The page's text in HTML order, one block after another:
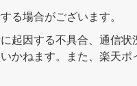
る場合がございます。
起因する不具合、通信状
かねます。また、楽天ポ